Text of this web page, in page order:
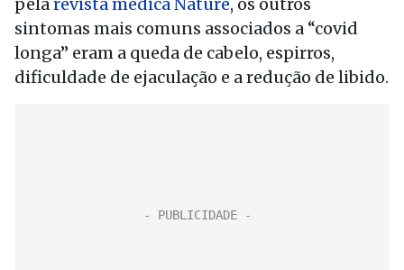
sintomas mais comuns associados a “covid
longa” eram a queda de cabelo, espirros,
dificuldade de ejaculação e a redução de libido.